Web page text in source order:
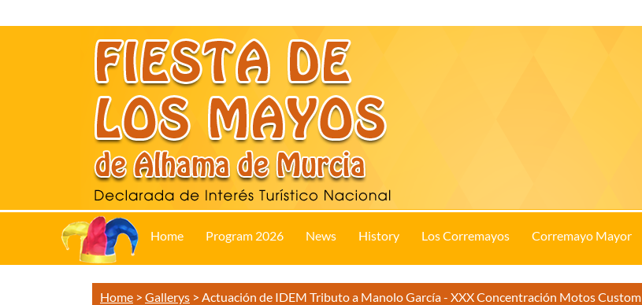
Home Program 2026 News History Los Corremayos Corremayo Mayor
Home > Gallerys > Actuación de IDEM Tributo a Manolo García - XXX Concentración Motos Custom